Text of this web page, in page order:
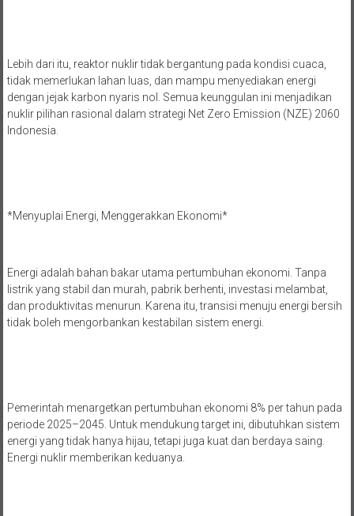
Lebih dari itu, reaktor nuklir tidak bergantung pada kondisi cuaca,
tidak memerlukan lahan luas, dan mampu menyediakan energi
dengan jejak karbon nyaris nol. Semua keunggulan ini menjadikan
nuklir pilihan rasional dalam strategi Net Zero Emission (NZE) 2060
Indonesia.
*Menyuplai Energi, Menggerakkan Ekonomi*
Energi adalah bahan bakar utama pertumbuhan ekonomi. Tanpa
listrik yang stabil dan murah, pabrik berhenti, investasi melambat,
dan produktivitas menurun. Karena itu, transisi menuju energi bersih
tidak boleh mengorbankan kestabilan sistem energi.
Pemerintah menargetkan pertumbuhan ekonomi 8% per tahun pada
periode 2025–2045. Untuk mendukung target ini, dibutuhkan sistem
energi yang tidak hanya hijau, tetapi juga kuat dan berdaya saing.
Energi nuklir memberikan keduanya.